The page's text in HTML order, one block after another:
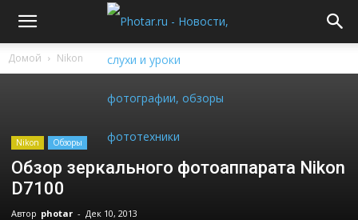
Домой Nikon
Nikon Обзоры
Обзор зеркального фотоаппарата Nikon
D7100
Автор photar - Дек 10, 2013